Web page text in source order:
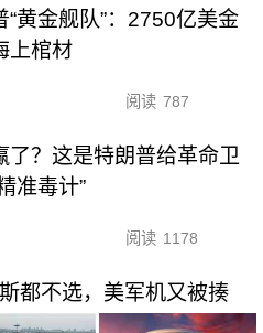
“黄金舰队”：2750亿美金
上棺材
阅读 787
了？这是特朗普给革命卫
准毒计”
阅读 1178
都不选，美军机又被揍